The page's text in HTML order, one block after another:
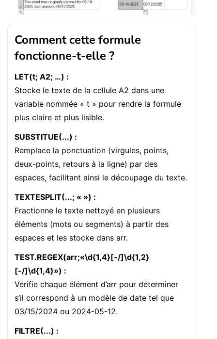
Comment cette formule
fonctionne-t-elle ?
LET(t; A2; …) :
Stocke le texte de la cellule A2 dans une
variable nommée « t » pour rendre la formule
plus claire et plus lisible.
SUBSTITUE(...) :
Remplace la ponctuation (virgules, points,
deux-points, retours à la ligne) par des
espaces, facilitant ainsi le découpage du texte.
TEXTESPLIT(...; « ») :
Fractionne le texte nettoyé en plusieurs
éléments (mots ou segments) à partir des
espaces et les stocke dans arr.
TEST.REGEX(arr;«\d{1,4}[-/]\d{1,2}
[-/]\d{1,4}») :
Vérifie chaque élément d’arr pour déterminer
s’il correspond à un modèle de date tel que
03/15/2024 ou 2024-05-12.
FILTRE(...) :